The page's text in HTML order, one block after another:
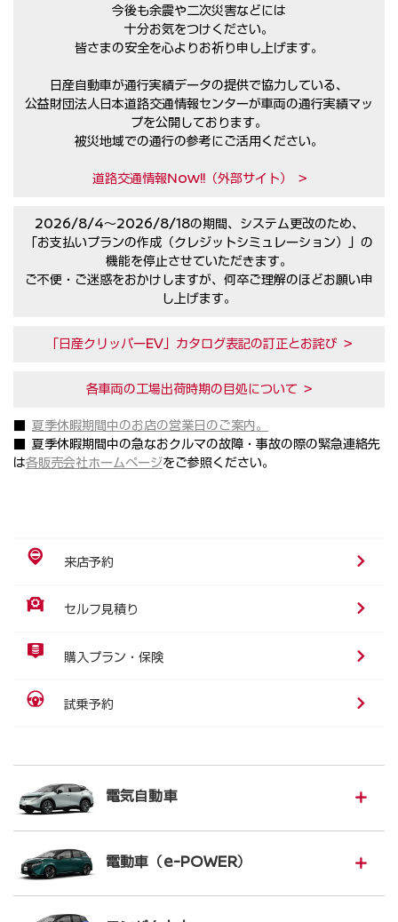
今後も余震や二次災害などには
十分お気をつけください。
皆さまの安全を心よりお祈り申し上げます。
日産自動車が通行実績データの提供で協力している、
公益財団法人日本道路交通情報センターが車両の通行実績マッ
プを公開しております。
被災地域での通行の参考にご活用ください。
道路交通情報Now!!（外部サイト） >
2026/8/4〜2026/8/18の期間、システム更改のため、
「お支払いプランの作成（クレジットシミュレーション）」の
機能を停止させていただきます。
ご不便・ご迷惑をおかけしますが、何卒ご理解のほどお願い申
し上げます。
「日産クリッパーEV」カタログ表記の訂正とお詫び >
各車両の工場出荷時期の目処について >
夏季休暇期間中のお店の営業日のご案内。
■ 夏季休暇期間中の急なおクルマの故障・事故の際の緊急連絡先
は各販売会社ホームページをご参照ください。
来店予約
セルフ見積り
購入プラン・保険
試乗予約
電気自動車
電動車（e-POWER）